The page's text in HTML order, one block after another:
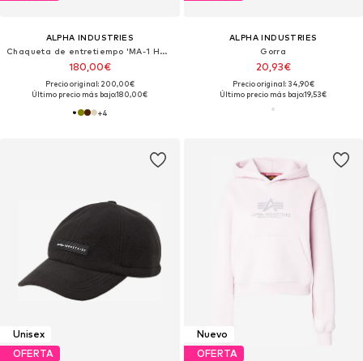
ALPHA INDUSTRIES
Chaqueta de entretiempo 'MA-1 Heritage'
180,00€
Precio original: 200,00€
Último precio más bajo:180,00€
+4
ALPHA INDUSTRIES
Gorra
20,93€
Precio original: 34,90€
Último precio más bajo:19,53€
Unisex
OFERTA
Nuevo
OFERTA